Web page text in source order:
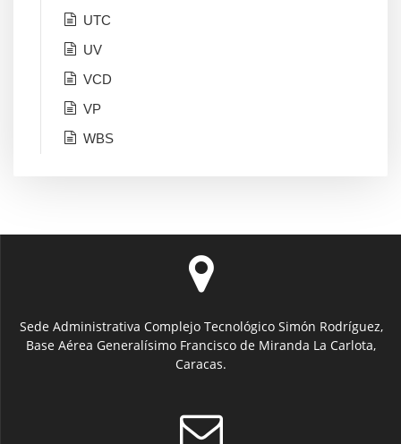
UTC
UV
VCD
VP
WBS
Sede Administrativa Complejo Tecnológico Simón Rodríguez,
Base Aérea Generalísimo Francisco de Miranda La Carlota,
Caracas.